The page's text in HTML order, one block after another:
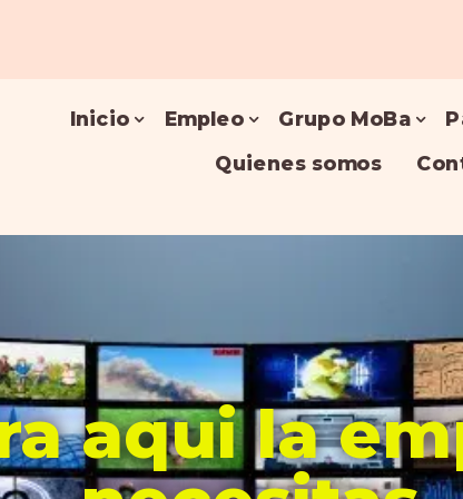
Inicio Empleo Grupo MoBa
Quienes somos
aqui la